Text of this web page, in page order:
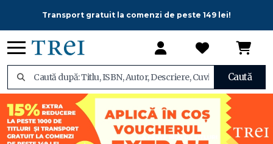
Transport gratuit la comenzi de peste 149 lei!
Caută